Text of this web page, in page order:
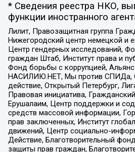
* Сведения реестра НКО,
функции иностранного
Лилит, Правозащитная группа
Нижегородский центр немецкой и
Центр гендерных исследований,
граждан Штаб, Институт права и
Фонд борьбы с коррупцией, Альянс
НАСИЛИЮ.НЕТ, Мы против СПИДа,
действие, Открытый Петербург,
Правовая инициатива,
Ерушалаим, Центр поддержки и
средств массовой информации,
прав заключенных, Институт
движений, Центр социально-
Действие, Благотворительный
защиты прав граждан,